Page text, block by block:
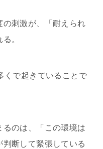
刺激が、「耐えられ
。
くで起きていることで
のは、「この環境は
断して緊張している